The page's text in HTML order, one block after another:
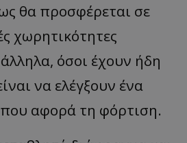
θα προσφέρεται σε
χωρητικότητες
όσοι έχουν ήδη
να ελέγξουν ένα
αφορά τη φόρτιση.